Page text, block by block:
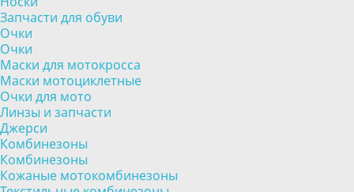
Запчасти для обуви
Очки
Очки
Маски для мотокросса
Маски мотоциклетные
Очки для мото
Линзы и запчасти
Джерси
Комбинезоны
Комбинезоны
Кожаные мотокомбинезоны